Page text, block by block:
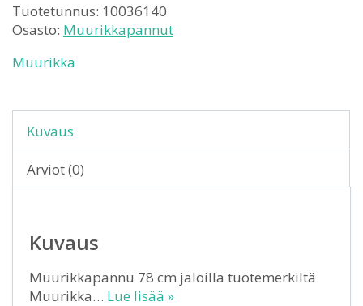
Tuotetunnus: 10036140
Osasto: Muurikkapannut
Muurikka
Kuvaus
Arviot (0)
Kuvaus
Muurikkapannu 78 cm jaloilla tuotemerkiltä
Muurikka… Lue lisää »